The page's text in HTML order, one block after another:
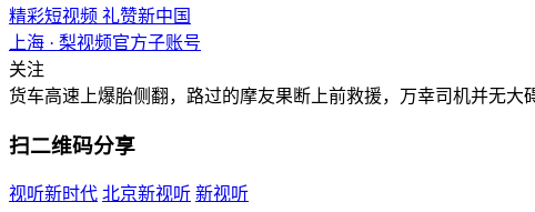
精彩短视频 礼赞新中国
上海 · 梨视频官方子账号
关注
货车高速上爆胎侧翻，路过的摩友果断上前救援，万幸司机并无大
扫二维码分享
视听新时代 北京新视听 新视听